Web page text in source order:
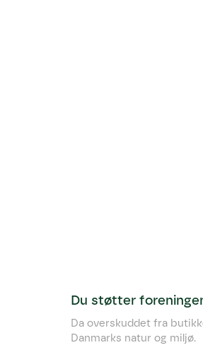
Du støtter
Da overskuddet fra
Danmarks natur og miljø.